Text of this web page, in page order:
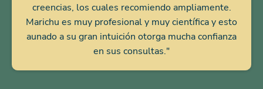
creencias, los cuales recomiendo ampliamente.
Marichu es muy profesional y muy científica y esto
aunado a su gran intuición otorga mucha confianza
en sus consultas."